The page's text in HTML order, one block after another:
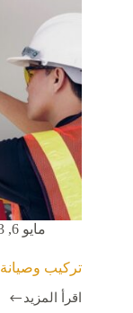
مايو 6, 2023
تركيب وصيانة
اقرأ المزيد
تركيب